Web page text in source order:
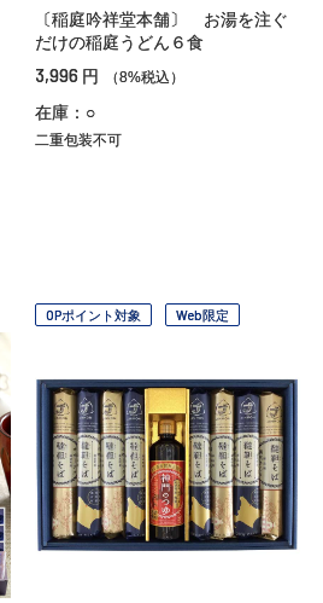
〔稲庭吟祥堂本舗〕 お湯を注ぐ
だけの稲庭うどん６食
3,996 円 （8%税込）
在庫：○
二重包装不可
OPポイント対象 Web限定